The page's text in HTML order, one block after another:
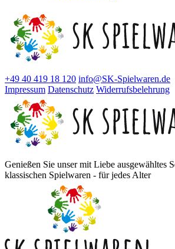
+49 40 419 18 120 info@SK-Spielwaren.de
Impressum Datenschutz Widerrufsbelehrung
Genießen Sie unser mit Liebe ausgewähltes
klassischen Spielwaren - für jedes Alter